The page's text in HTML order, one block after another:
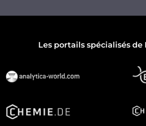
Les portails spécialisés de